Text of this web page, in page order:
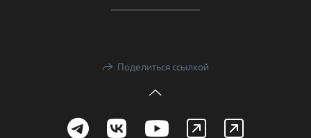
Поделиться ссылкой